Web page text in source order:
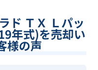
ド ＴＸ Ｌパッ
年式)を売却い
様の声